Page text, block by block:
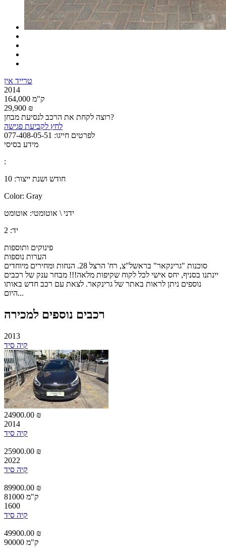
טרייד אין
2014
164,000 ק"מ
29,900 ₪
רוצה לקחת את הרכב לנסיעת מבחן?
לחץ לקביעת פגישה
לפרטים חייגו: 077-408-05-51
מידע בסיסי
:
חודש ושנת ייצור: 10
Color: Gray
ידני \ אוטומטי: אוטומט
יד: 2
פינוקים ותוספות
הערות נוספות
סוכנות "גרינקאר" בראשל"צ, רח' הרצל 28. הנחות ומחירים מיוחדים
יינתנו בסניף, יחס אישי לכל לקוח שקיפות מלאה!!! מבחר ענק של רכבים
נוספים ניתן לראות באתר של גרינקאר. לצאת עם רכב חדש באותו
היום...
רכבים נוספים למכירה
2013
קיה סיד
24900.00 ₪
2014
קיה סיד
25900.00 ₪
2022
קיה סיד
89900.00 ₪
81000 ק"מ
1600
קיה סיד
49900.00 ₪
90000 ק"מ